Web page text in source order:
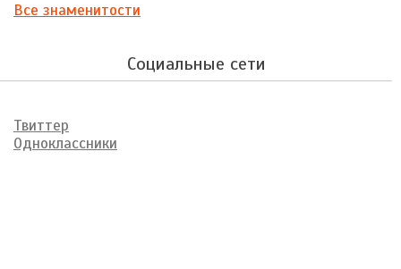
Все знаменитости
Социальные сети
Твиттер
Одноклассники